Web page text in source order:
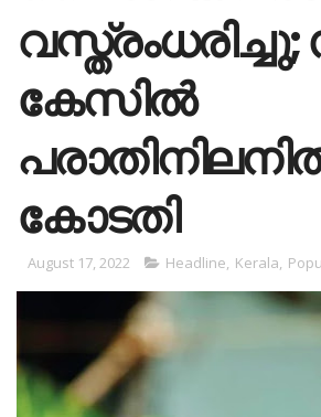
കേസില്‍
കോടതി
August 17, 2022 Headline, Kerala,